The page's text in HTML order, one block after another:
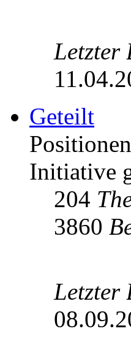
Letzter
Geteilt
Initiative
204
3860
Letzter